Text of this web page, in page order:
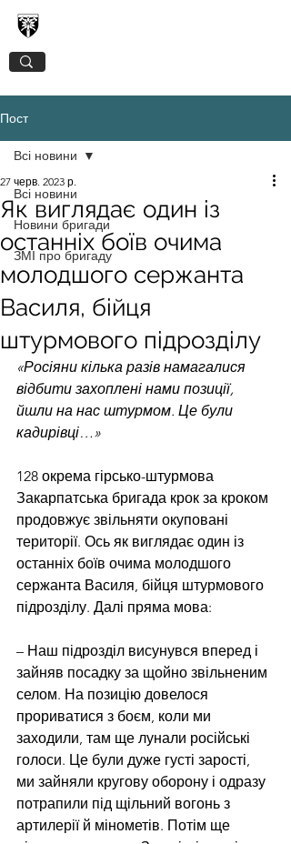
Пост
Всі новини
Новини бригади
ЗМІ про бригаду
Всі новини
Як виглядає один із
останніх боїв очима
молодшого сержанта
Василя, бійця
штурмового підрозділу
27 черв. 2023 р.
«Росіяни кілька разів намагалися
відбити захоплені нами позиції,
йшли на нас штурмом. Це були
кадирівці…»
128 окрема гірсько-штурмова
Закарпатська бригада крок за кроком
продовжує звільняти окуповані
території. Ось як виглядає один із
останніх боїв очима молодшого
сержанта Василя, бійця штурмового
підрозділу. Далі пряма мова:
– Наш підрозділ висунувся вперед і
зайняв посадку за щойно звільненим
селом. На позицію довелося
прориватися з боєм, коли ми
заходили, там ще лунали російські
голоси. Це були дуже густі зарості,
ми зайняли кругову оборону і одразу
потрапили під щільний вогонь з
артилерії й мінометів. Потім ще